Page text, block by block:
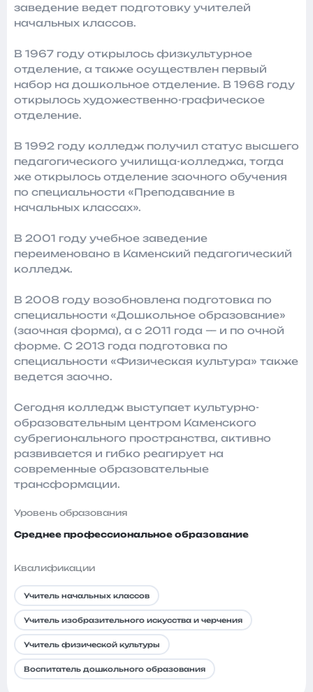
заведение ведет подготовку учителей
начальных классов.
В 1967 году открылось физкультурное
отделение, а также осуществлен первый
набор на дошкольное отделение. В 1968 году
открылось художественно-графическое
отделение.
В 1992 году колледж получил статус высшего
педагогического училища-колледжа, тогда
же открылось отделение заочного обучения
по специальности «Преподавание в
начальных классах».
В 2001 году учебное заведение
переименовано в Каменский педагогический
колледж.
В 2008 году возобновлена подготовка по
специальности «Дошкольное образование»
(заочная форма), а с 2011 года — и по очной
форме. С 2013 года подготовка по
специальности «Физическая культура» также
ведется заочно.
Сегодня колледж выступает культурно-
образовательным центром Каменского
субрегионального пространства, активно
развивается и гибко реагирует на
современные образовательные
трансформации.
Уровень образования
Среднее профессиональное образование
Квалификации
Учитель начальных классов
Учитель изобразительного искусства и черчения
Учитель физической культуры
Воспитатель дошкольного образования